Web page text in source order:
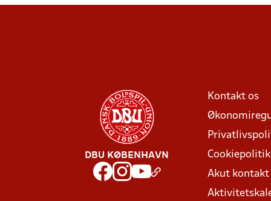
DBU KØBENHAVN
Kontakt os
Cookiepolitik
Akut